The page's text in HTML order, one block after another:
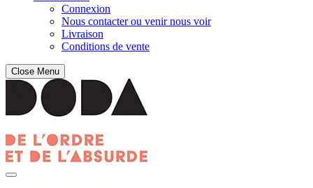
Connexion
Nous contacter ou venir nous voir
Livraison
Conditions de vente
Close Menu